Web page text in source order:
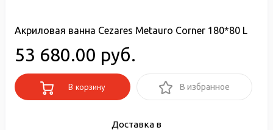
Акриловая ванна Cezares Metauro Corner 180*80 L
53 680.00 руб.
В корзину В избранное
Доставка в